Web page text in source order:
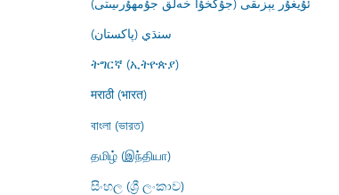
سنڌي (پاکستان)
ትግርኛ (ኢትዮጵያ)
मराठी (भारत)
বাংলা (ভারত)
தமிழ் (இந்தியா)
සිංහල (ශ්‍රී ලංකාව)